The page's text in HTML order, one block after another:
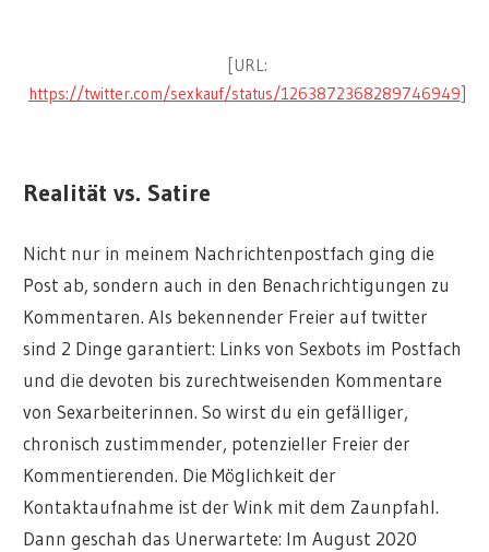
[URL:
https://twitter.com/sexkauf/status/1263872368289746949
Realität vs. Satire
Nicht nur in meinem Nachrichtenpostfach ging die
Post ab, sondern auch in den Benachrichtigungen zu
Kommentaren. Als bekennender Freier auf twitter
sind 2 Dinge garantiert: Links von Sexbots im Postfach
und die devoten bis zurechtweisenden Kommentare
von Sexarbeiterinnen. So wirst du ein gefälliger,
chronisch zustimmender, potenzieller Freier der
Kommentierenden. Die Möglichkeit der
Kontaktaufnahme ist der Wink mit dem Zaunpfahl.
Dann geschah das Unerwartete: Im August 2020